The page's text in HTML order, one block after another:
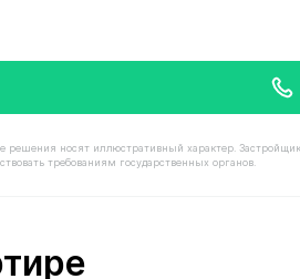
носят иллюстративный характер. Застройщик
требованиям государственных органов.